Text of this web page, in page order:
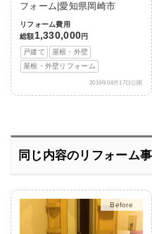
フォーム|愛知県岡崎市
リフォーム費用
総額1,330,000円
戸建て
屋根・外壁
屋根・外壁リフォーム
2016年08月17日公開
同じ内容のリフォーム
After